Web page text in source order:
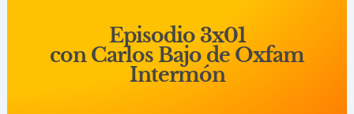
Episodio 3x01
con Carlos Bajo de Oxfam
Intermón